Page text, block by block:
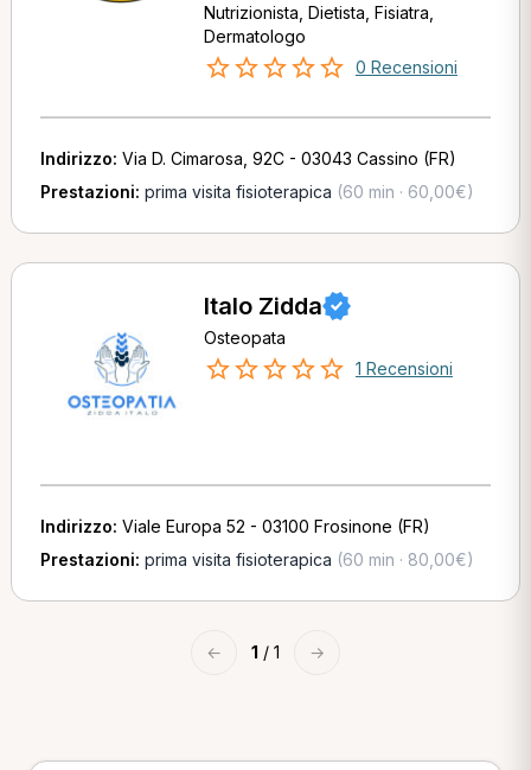
Nutrizionista, Dietista, Fisiatra,
Dermatologo
0 Recensioni
Indirizzo: Via D. Cimarosa, 92C - 03043 Cassino (FR)
Prestazioni: prima visita fisioterapica (60 min · 60,00€)
Italo Zidda
Osteopata
1 Recensioni
Indirizzo: Viale Europa 52 - 03100 Frosinone (FR)
Prestazioni: prima visita fisioterapica (60 min · 80,00€)
← 1 / 1 →